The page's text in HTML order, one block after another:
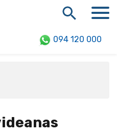
094 120 000